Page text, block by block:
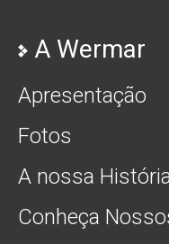
A Wermar
Apresentação
Fotos
A nossa
Conheça